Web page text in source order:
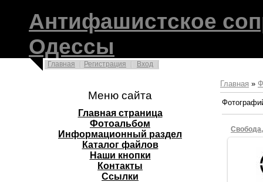
Антифашистское
Одессы
Главная Регистрация Вход
Меню сайта
Главная страница
Фотоальбом
Информационный раздел
Каталог файлов
Наши кнопки
Контакты
Ссылки
Главная »